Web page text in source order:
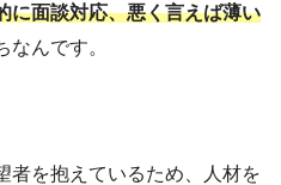
に面談対応、悪く言えば薄い
なんです。
を抱えているため、
人材を